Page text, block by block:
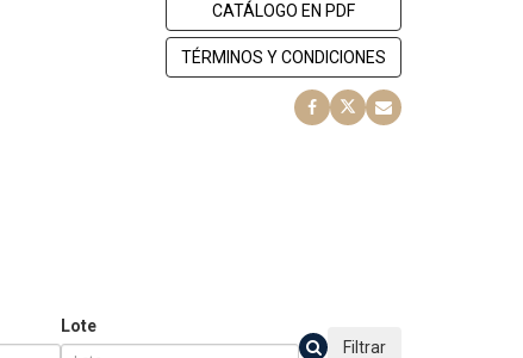
CATÁLOGO EN PDF
TÉRMINOS Y CONDICIONES
Lote
Filtrar